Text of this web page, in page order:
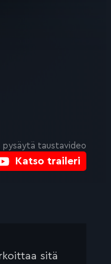
Katso traileri
pysäytä taustavideo
sitä